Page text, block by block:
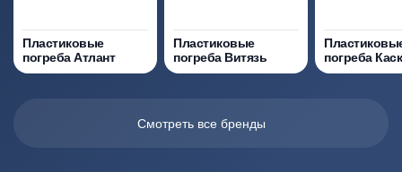
Пластиковые
погреба Атлант
Пластиковые
погреба Витязь
погреба
Смотреть все бренды